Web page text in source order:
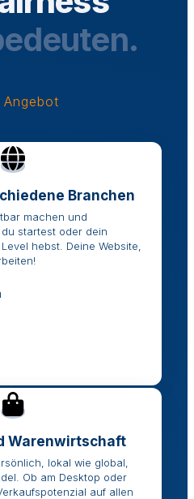
Angebot
Branchen
machen und
startest oder dein
hebst. Deine Website,
Warenwirtschaft
lokal wie global,
Ob am Desktop oder
auf allen